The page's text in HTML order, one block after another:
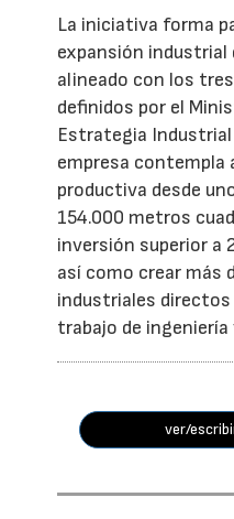
La iniciativa forma
expansión industrial
alineado con los
definidos por el
Estrategia Industrial
empresa contempla
productiva desde
154.000 metros
inversión superior a
así como crear más
industriales
trabajo de
ver/